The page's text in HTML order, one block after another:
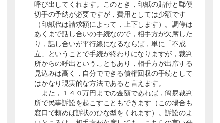
呼び出してくれます。このとき，印紙の貼付と郵便
切手の予納が必要ですが，費用としては少額です
（印紙代は請求額によって，上下します）。調停は
あくまで話し合いの手続なので，相手方が欠席した
り，話し合いが平行線になるならば，単に「不成
立」ということで手続が終わりになりますが，裁判
所からの呼出ということもあり，相手方が出席する
見込みは高く，自分でできる債権回収の手続として
はかなり現実的な方法であると言えます。
また，１４０万円までの金額であれば，簡易裁判
所で民事訴訟を起こすこともできます（この場合も
窓口で頼めば訴状のひな型をくれます）。訴訟のよ